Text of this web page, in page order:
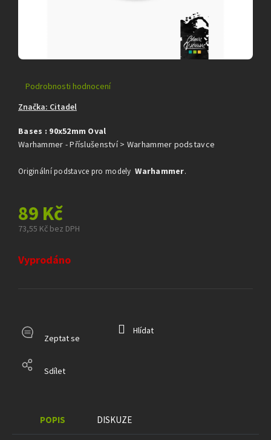
Průměrné
produktu
0,0
z
hvězdiček.
Podrobnosti hodnocení
Značka: Citadel
Bases : 90x52mm Oval
Warhammer - Příslušenství > Warhammer podstavce
Originální podstavce pro modely Warhammer.
89 Kč
73,55 Kč bez DPH
cena:
Vyprodáno
Zeptat se
Hlídat
Sdílet
POPIS DISKUZE